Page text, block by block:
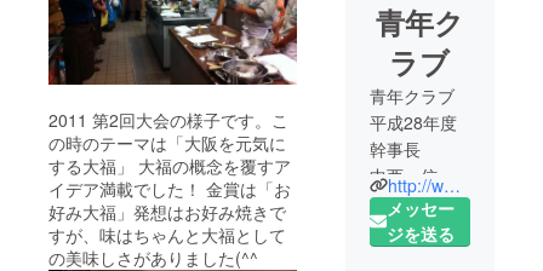
2011 第2回大会の様子です。こ
の時のテーマは「大阪を元気に
する大福」 大福の概念を覆すア
イデア満載でした！ 金賞は「お
好み大福」発想はお好み焼きで
すが、味はちゃんと大福として
の美味しさがありました(^^
青年ク
ラブ
青年クラブ
平成28年度
幹事長
中西 信治
まだまだ若
輩者で修行
http://www.osaka-wagashi.com
メッセー
ジを送る